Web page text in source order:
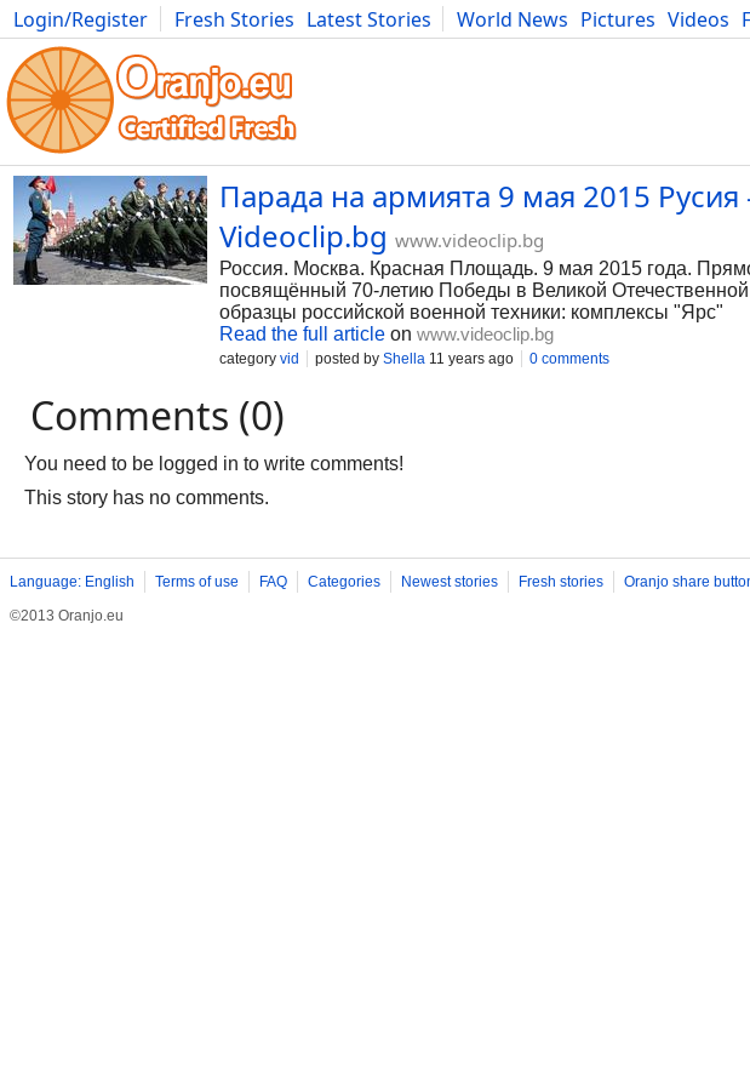
Login/Register Fresh Stories Latest Stories World News Pictures Videos
Photography Comics Bulgaria Fitness Food Literature Developers Blog
Парада на армията 9 мая 2015
Videoclip.bg www.videoclip.bg
Россия. Москва. Красная Площадь. 9 мая 2015 года.
посвящённый 70-летию Победы в Великой
образцы российской военной техники: комплексы "Ярс"
Read the full article on www.videoclip.bg
category vid posted by Shella 11 years ago 0 comments
Comments (0)
You need to be logged in to write comments!
This story has no comments.
Language: English Terms of use FAQ Categories Newest stories Fresh stories Oranjo share
©2013 Oranjo.eu